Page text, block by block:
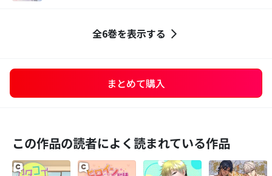
全6巻を表示する
まとめて購入
この作品の読者によく読まれている作品